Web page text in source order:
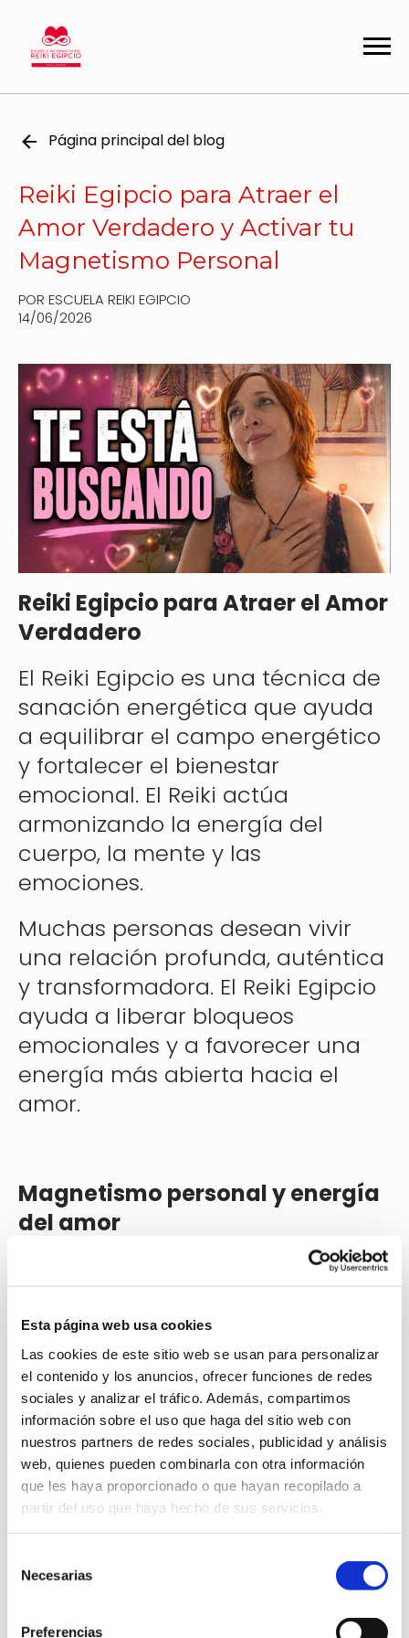
Esta página web usa cookies
Las cookies de este sitio web se usan para personalizar
el contenido y los anuncios, ofrecer funciones de redes
sociales y analizar el tráfico. Además, compartimos
información sobre el uso que haga del sitio web con
nuestros partners de redes sociales, publicidad y análisis
web, quienes pueden combinarla con otra información
que les haya proporcionado o que hayan recopilado a
partir del uso que haya hecho de sus servicios.
Necesarias
Preferencias
Página principal del blog
Reiki Egipcio para Atraer el
Amor Verdadero y Activar tu
Magnetismo Personal
POR ESCUELA REIKI EGIPCIO
14/06/2026
Reiki Egipcio para Atraer el Amor
Verdadero
El Reiki Egipcio es una técnica de
sanación energética que ayuda
a equilibrar el campo energético
y fortalecer el bienestar
emocional. El Reiki actúa
armonizando la energía del
cuerpo, la mente y las
emociones.
Muchas personas desean vivir
una relación profunda, auténtica
y transformadora. El Reiki Egipcio
ayuda a liberar bloqueos
emocionales y a favorecer una
energía más abierta hacia el
amor.
Magnetismo personal y energía
del amor
La energía que transmitimos
influye en las conexiones que
atraemos. El Reiki ayuda a:
Elevar la vibración personal
Fortalecer la autoestima
Liberar bloqueos emocionales
armoniosas